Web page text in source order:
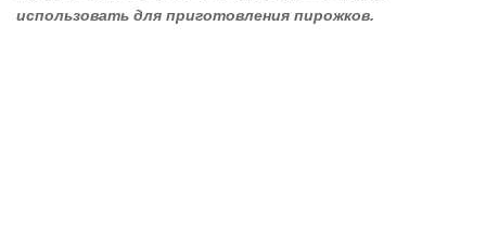
использовать для приготовления пирожков.